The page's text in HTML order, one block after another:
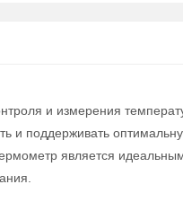
и измерения
и поддерживать
является